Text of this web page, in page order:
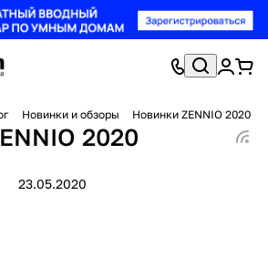
Новинки и обзоры Новинки ZENNIO 2020
2020
23.05.2020